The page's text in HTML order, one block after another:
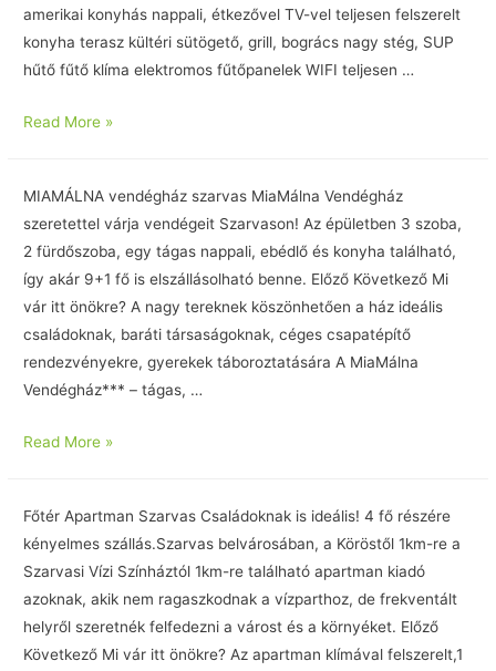
amerikai konyhás nappali, étkezővel TV-vel teljesen felszerelt
konyha terasz kültéri sütögető, grill, bogrács nagy stég, SUP
hűtő fűtő klíma elektromos fűtőpanelek WIFI teljesen …
Read More »
MIAMÁLNA vendégház szarvas MiaMálna Vendégház
szeretettel várja vendégeit Szarvason! Az épületben 3 szoba,
2 fürdőszoba, egy tágas nappali, ebédlő és konyha található,
így akár 9+1 fő is elszállásolható benne. Előző Következő Mi
vár itt önökre? A nagy tereknek köszönhetően a ház ideális
családoknak, baráti társaságoknak, céges csapatépítő
rendezvényekre, gyerekek táboroztatására A MiaMálna
Vendégház*** – tágas, …
Read More »
Főtér Apartman Szarvas Családoknak is ideális! 4 fő részére
kényelmes szállás.Szarvas belvárosában, a Köröstől 1km-re a
Szarvasi Vízi Színháztól 1km-re található apartman kiadó
azoknak, akik nem ragaszkodnak a vízparthoz, de frekventált
helyről szeretnék felfedezni a várost és a környéket. Előző
Következő Mi vár itt önökre? Az apartman klímával felszerelt,1